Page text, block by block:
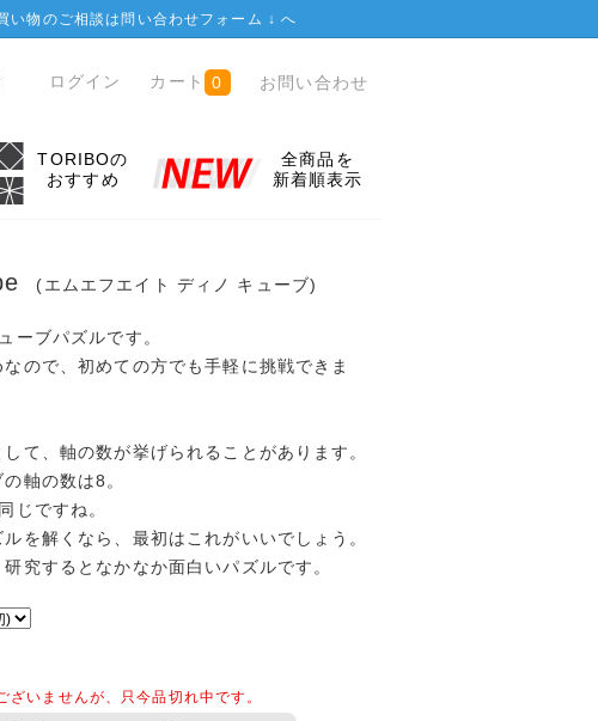
物のご相談は問い合わせフォーム ↓へ
ログイン カート 0 お問い合わせ
TORIBOの
おすすめ
全商品を
新着順表示
(エムエフエイト ディノ キューブ)
ーブパズルです。
ので、初めての方でも手軽に挑戦できま
て、軸の数が挙げられることがあります。
軸の数は8。
じですね。
を解くなら、最初はこれがいいでしょう。
究するとなかなか面白いパズルです。
ざいませんが、只今品切れ中です。